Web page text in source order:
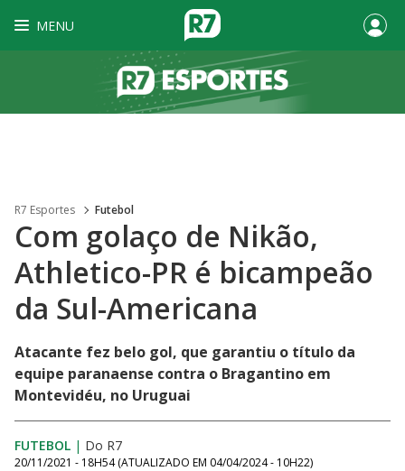
MENU
R7 Esportes Futebol
Com golaço de Nikão,
Athletico-PR é bicampeão
da Sul-Americana
Atacante fez belo gol, que garantiu o título da
equipe paranaense contra o Bragantino em
Montevidéu, no Uruguai
FUTEBOL | Do R7
20/11/2021 - 18H54 (ATUALIZADO EM 04/04/2024 - 10H22)